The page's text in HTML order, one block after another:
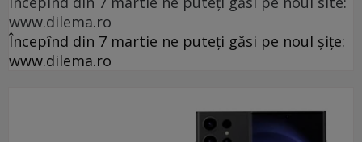
www.dilema.ro
Începînd din 7 martie ne puteți găsi pe noul șițe:
www.dilema.ro